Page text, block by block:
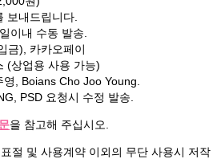
보내드립니다.
이내 수동 발송.
금), 카카오페이
(상업용 사용 가능)
영, Boians Cho Joo Young.
PSD 요청시 수정 발송.
을 참고해 주십시오.
절 및 사용계약 이외의 무단 사용시 저작